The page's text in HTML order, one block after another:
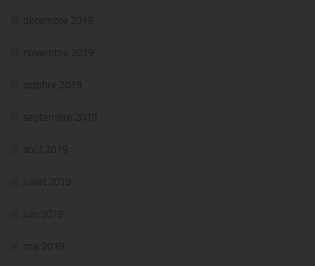
décembre 2019
novembre 2019
octobre 2019
septembre 2019
août 2019
juillet 2019
juin 2019
mai 2019